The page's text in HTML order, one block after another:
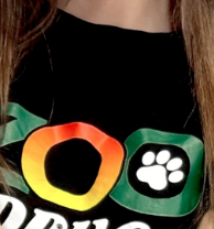
MEAT YAŞ IT YEMI QARA
ƏTI GÜVEÇ ILƏ. HƏCMI: 80 Q.